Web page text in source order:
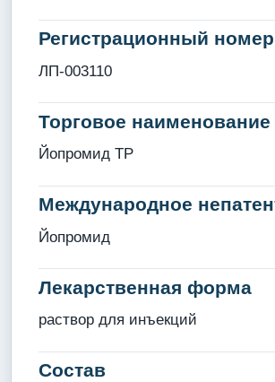
Регистрационный номер
ЛП-003110
Торговое наименование
Йопромид ТР
Международное
Йопромид
Лекарственная форма
раствор для инъекций
Состав